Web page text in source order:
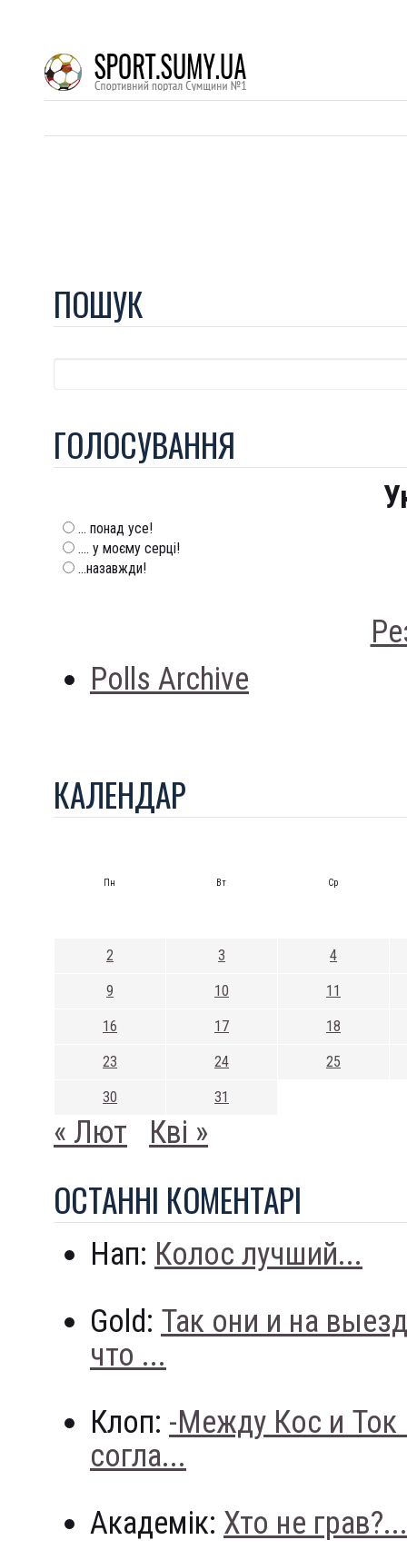
ПОШУК
ГОЛОСУВАННЯ
... понад усе!
.... у моєму серці!
...назавжди!
Polls Archive
КАЛЕНДАР
Пн Вт Ср
2 3 4
9 10 11
16 17 18
23 24 25
30 31
« Лют Кві »
ОСТАННI КОМЕНТАРI
Нап: Колос лучший...
Gold: Так они и на
что ...
Клоп: -Между Кос и
согла...
Академік: Хто не грав?...